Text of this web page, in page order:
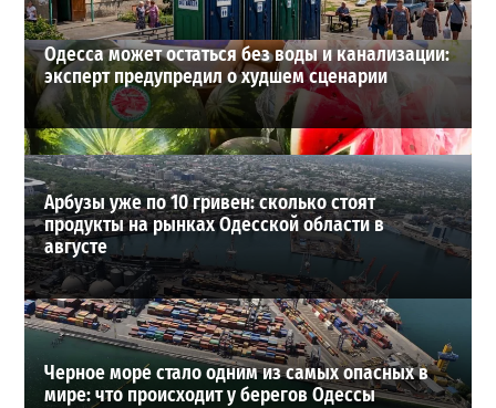
Одесса может остаться без воды и канализации:
эксперт предупредил о худшем сценарии
Арбузы уже по 10 гривен: сколько стоят
продукты на рынках Одесской области в
августе
Черное море стало одним из самых опасных в
мире: что происходит у берегов Одессы